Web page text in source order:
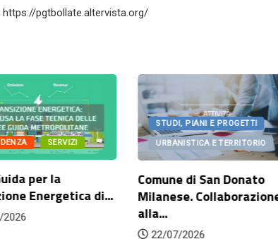
https://pgtbollate.altervista.org/
SERVIZI
per la
Energetica di...
STUDI, PIANI E PROGETTI
URBANISTICA E TERRITORIO
Comune di San Donato
Milanese. Collaborazione
alla...
22/07/2026